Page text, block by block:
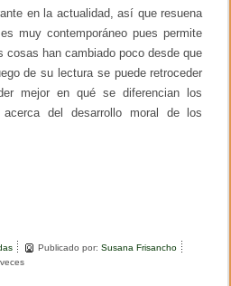
en la actualidad, así que resuena
muy contemporáneo pues permite
cosas han cambiado poco desde que
de su lectura se puede retroceder
mejor en qué se diferencian los
acerca del desarrollo moral de los
Publicado por:Susana Frisancho